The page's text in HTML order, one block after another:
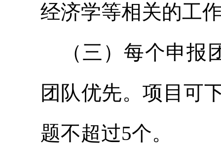
经济学等相关的工
（三）每个申
团队优先。项目可
题不超过5个。